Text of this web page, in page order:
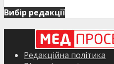
Вибір редакції
Редакційна політика